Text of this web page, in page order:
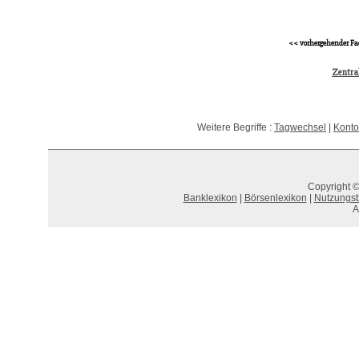
<< vorhergehender
Weitere Begriffe : Tagwechsel
Copyright
Banklexikon
Börsenlexikon